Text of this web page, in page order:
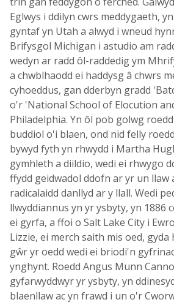
Eglwys i ddilyn cwrs meddygaeth,
gyntaf yn Utah a alwyd i wneud
Brifysgol Michigan i astudio am
wedyn ar radd ôl-raddedig ym
a chwblhaodd ei haddysg â chwrs
cyhoeddus, gan dderbyn gradd
o'r 'National School of Elocution
Philadelphia. Yn ôl pob golwg
buddiol o'i blaen, ond nid felly
bywyd fyth yn rhwydd i Martha
gymhleth a diildio, wedi ei rhwygo
ffydd geidwadol ddofn ar yr un llaw
radicalaidd danllyd ar y llall. Wedi
llwyddiannus yn yr ysbyty, yn 1886
ei gyrfa, a ffoi o Salt Lake City i
Lizzie, ei merch saith mis oed,
gŵr yr oedd wedi ei briodi'n
ynghynt. Roedd Angus Munn
gyfarwyddwyr yr ysbyty, yn
blaenllaw ac yn frawd i un o'r